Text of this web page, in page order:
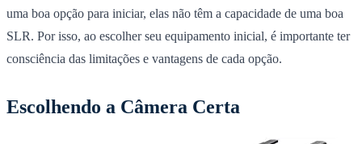
uma boa opção para iniciar, elas não têm a capacidade de uma boa
SLR. Por isso, ao escolher seu equipamento inicial, é importante ter
consciência das limitações e vantagens de cada opção.
Escolhendo a Câmera Certa